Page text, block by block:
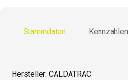
Stammdaten Kennzahlen
Hersteller: CALDATRAC